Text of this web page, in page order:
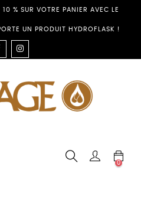
% SUR VOTRE PANIER AVEC LE
UN PRODUIT HYDROFLASK !
FACEBOOK
0